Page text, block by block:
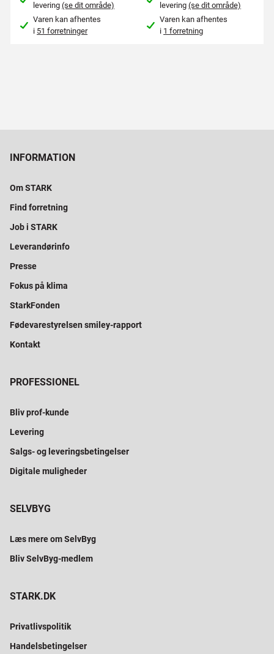
levering(se dit område)
Varen kan afhentes
i 51 forretninger
levering(se dit område)
Varen kan afhentes
i 1 forretning
INFORMATION
Om STARK
Find forretning
Job i STARK
Leverandørinfo
Presse
Fokus på klima
StarkFonden
Fødevarestyrelsen smiley-rapport
Kontakt
PROFESSIONEL
Bliv prof-kunde
Levering
Salgs- og leveringsbetingelser
Digitale muligheder
SELVBYG
Læs mere om SelvByg
Bliv SelvByg-medlem
STARK.DK
Privatlivspolitik
Handelsbetingelser